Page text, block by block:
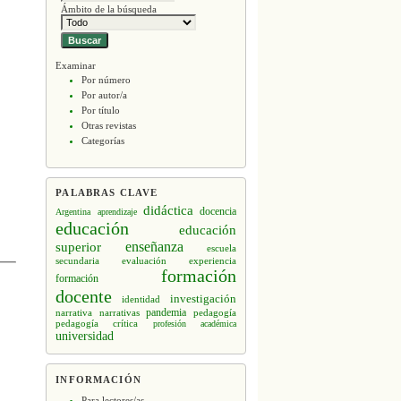
Ámbito de la búsqueda
Examinar
Por número
Por autor/a
Por título
Otras revistas
Categorías
PALABRAS CLAVE
Argentina aprendizaje didáctica docencia
educación
educación
superior
enseñanza
escuela
secundaria
evaluación
experiencia
formación
formación
docente
identidad investigación
narrativa narrativas pandemia
pedagogía
pedagogía crítica
profesión académica
universidad
INFORMACIÓN